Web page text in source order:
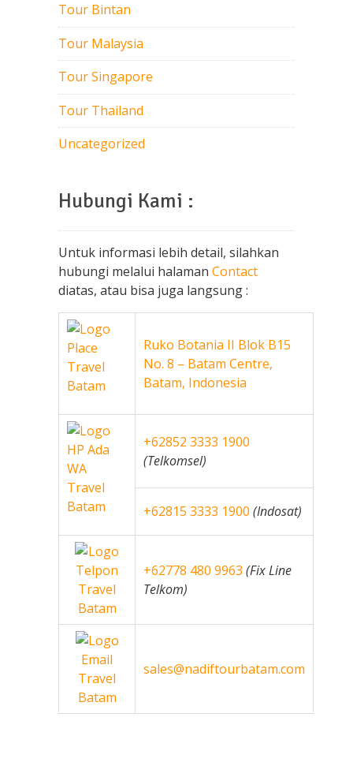
Tour Bintan
Tour Malaysia
Tour Singapore
Tour Thailand
Uncategorized
Hubungi Kami :
Untuk informasi lebih detail, silahkan
hubungi melalui halaman Contact
diatas, atau bisa juga langsung :
Ruko Botania II Blok B15
No. 8 – Batam Centre,
Batam, Indonesia
+62852 3333 1900
(Telkomsel)
+62815 3333 1900 (Indosat)
+62778 480 9963 (Fix Line
Telkom)
sales@nadiftourbatam.com